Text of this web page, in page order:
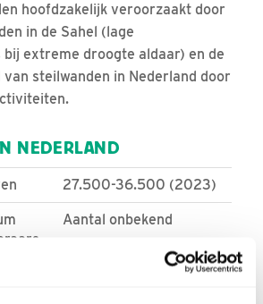
hoofdzakelijk veroorzaakt door
in de Sahel (lage
extreme droogte aldaar) en de
steilwanden in Nederland door
NEDERLAND
27.500-36.500 (2023)
Aantal onbekend